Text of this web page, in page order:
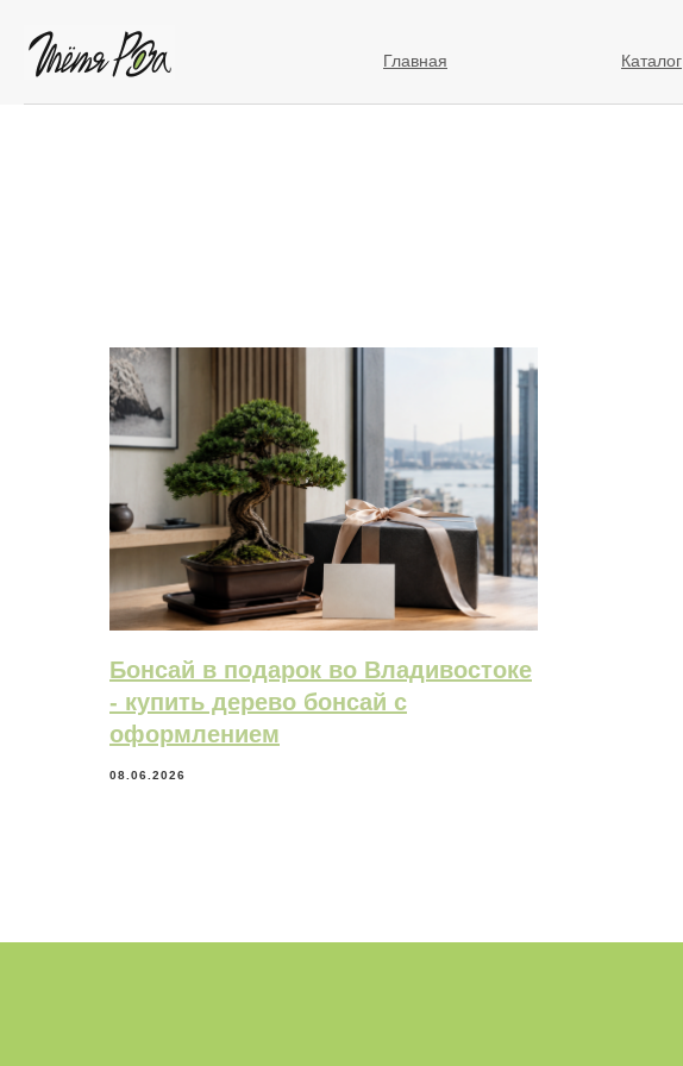
Главная Каталог
Бонсай в подарок во Владивостоке
- купить дерево бонсай с
оформлением
08.06.2026